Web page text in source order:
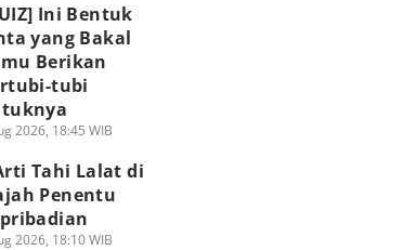
Ini Bentuk
yang Bakal
Berikan
tubi
2026, 18:45 WIB
Tahi Lalat di
Penentu
2026, 18:10 WIB